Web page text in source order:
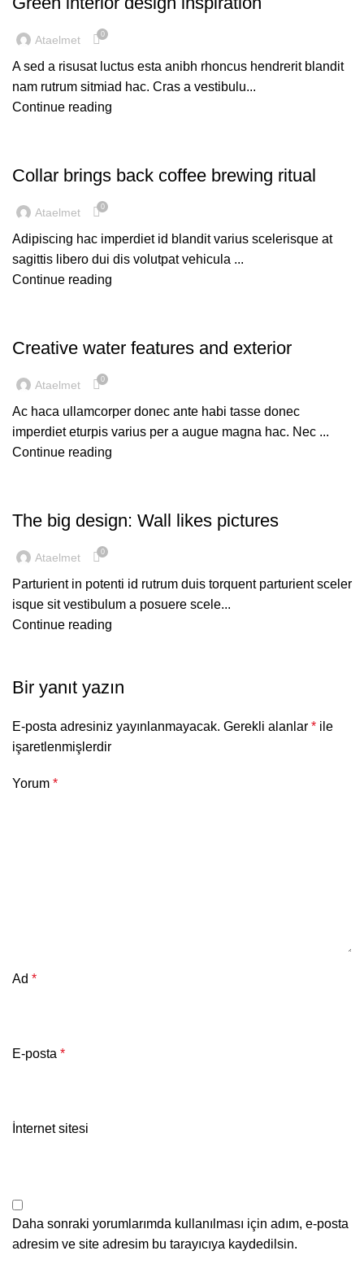
Ataelmet 0
A sed a risusat luctus esta anibh rhoncus hendrerit blandit
nam rutrum sitmiad hac. Cras a vestibulu...
Continue reading
Collar brings back coffee brewing ritual
Ataelmet 0
Adipiscing hac imperdiet id blandit varius scelerisque at
sagittis libero dui dis volutpat vehicula ...
Continue reading
Creative water features and exterior
Ataelmet 0
Ac haca ullamcorper donec ante habi tasse donec
imperdiet eturpis varius per a augue magna hac. Nec ...
Continue reading
The big design: Wall likes pictures
Ataelmet 0
Parturient in potenti id rutrum duis torquent parturient sceler
isque sit vestibulum a posuere scele...
Continue reading
Bir yanıt yazın
E-posta adresiniz yayınlanmayacak. Gerekli alanlar * ile
işaretlenmişlerdir
Yorum *
Ad *
E-posta *
İnternet sitesi
Daha sonraki yorumlarımda kullanılması için adım, e-posta
adresim ve site adresim bu tarayıcıya kaydedilsin.